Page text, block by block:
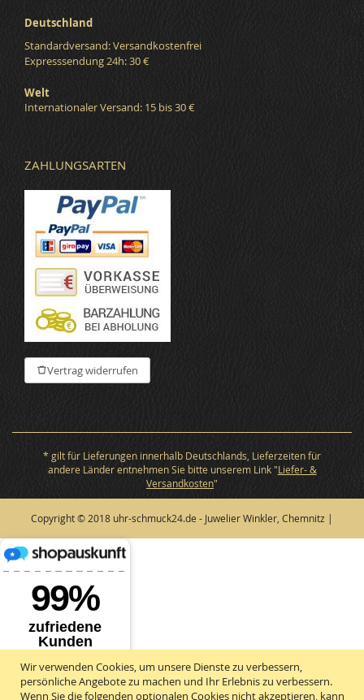
Deutschland
Standardversand: Versandkostenfrei
Expresssendung 24h: 30 €
Welt
Internationaler Versand: 15 bis 30 €
ZAHLUNGSARTEN
Vertrag widerrufen
* gilt für Lieferungen innerhalb Deutschlands, Lieferzeiten für
andere Länder entnehmen Sie bitte unserem Link "Liefer- &
Versandkosten"
Copyright © 2018 uhr-schmuck24.de - Juwelier Winkler, Chemnitz |
Wir verwenden Cookies, um unsere Dienste zu verbessern,
persönliche Angebote zu machen und Ihr Erlebnis zu verbessern.
Wenn Sie die folgenden optionalen Cookies nicht akzeptieren, kann